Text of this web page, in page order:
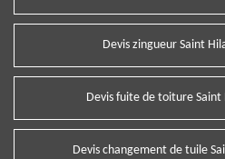
Devis zingueur Saint
Devis fuite de toiture Saint
Devis changement de tuile